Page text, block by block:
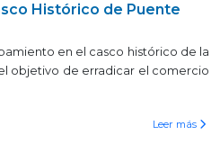
Histórico de Puente
en el casco histórico de la
objetivo de erradicar el comercio
Leer más